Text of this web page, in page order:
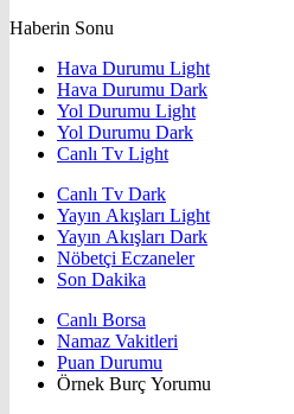
Haberin Sonu
Hava Durumu Light
Hava Durumu Dark
Yol Durumu Light
Yol Durumu Dark
Canlı Tv Light
Canlı Tv Dark
Yayın Akışları Light
Yayın Akışları Dark
Nöbetçi Eczaneler
Son Dakika
Canlı Borsa
Namaz Vakitleri
Puan Durumu
Örnek Burç Yorumu